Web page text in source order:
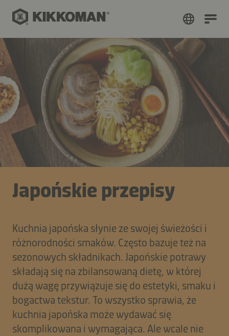
Japońskie przepisy
Kuchnia japońska słynie ze swojej świeżości i
różnorodności smaków. Często bazuje też na
sezonowych składnikach. Japońskie potrawy
składają się na zbilansowaną dietę, w której
dużą wagę przywiązuje się do estetyki, smaku i
bogactwa tekstur. To wszystko sprawia, że
kuchnia japońska może wydawać się
skomplikowana i wymagająca. Ale wcale nie